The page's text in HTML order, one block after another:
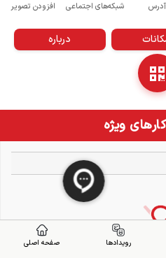
آدرس شبکه‌های اجتماعی افزودن تصویر
درباره
ویژه
رویدادها صفحه اصلی